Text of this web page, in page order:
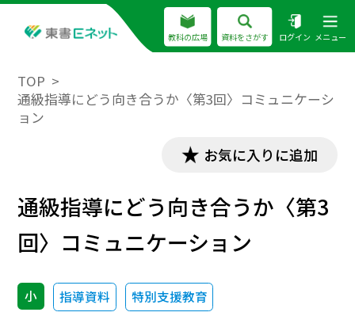
教科の広場 資料をさがす ログイン メニュー
TOP
通級指導にどう向き合うか〈第3回〉コミュニケーシ
ョン
お気に入りに追加
通級指導にどう向き合うか〈第3
回〉コミュニケーション
小 指導資料 特別支援教育